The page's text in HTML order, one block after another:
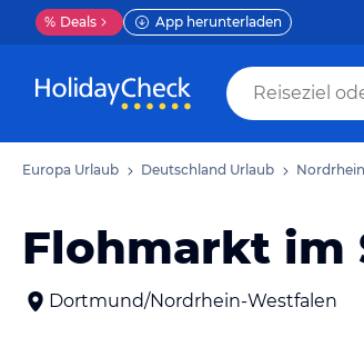
% Deals App herunterladen
Europa Urlaub Deutschland Urlaub
Flohmarkt im
Dortmund/Nordrhein-Westfalen